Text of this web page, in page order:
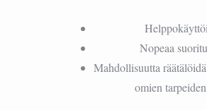
Nopeaa
Mahdollisuutta
omien